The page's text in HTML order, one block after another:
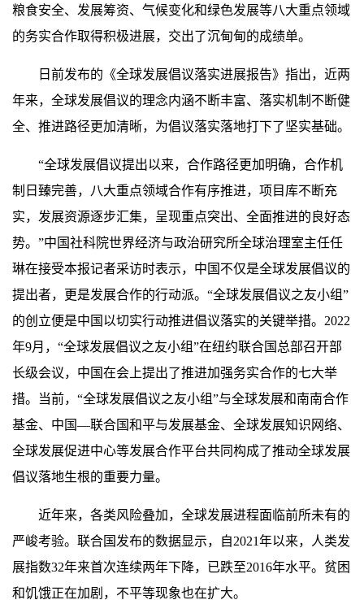
粮食安全、发展筹资、气候变化和绿色发展等八大重点领域
的务实合作取得积极进展，交出了沉甸甸的成绩单。
日前发布的《全球发展倡议落实进展报告》指出，近两
年来，全球发展倡议的理念内涵不断丰富、落实机制不断健
全、推进路径更加清晰，为倡议落实落地打下了坚实基础。
“全球发展倡议提出以来，合作路径更加明确，合作机
制日臻完善，八大重点领域合作有序推进，项目库不断充
实，发展资源逐步汇集，呈现重点突出、全面推进的良好态
势。”中国社科院世界经济与政治研究所全球治理室主任任
琳在接受本报记者采访时表示，中国不仅是全球发展倡议的
提出者，更是发展合作的行动派。“全球发展倡议之友小组”
的创立便是中国以切实行动推进倡议落实的关键举措。2022
年9月，“全球发展倡议之友小组”在纽约联合国总部召开部
长级会议，中国在会上提出了推进加强务实合作的七大举
措。当前，“全球发展倡议之友小组”与全球发展和南南合作
基金、中国—联合国和平与发展基金、全球发展知识网络、
全球发展促进中心等发展合作平台共同构成了推动全球发展
倡议落地生根的重要力量。
近年来，各类风险叠加，全球发展进程面临前所未有的
严峻考验。联合国发布的数据显示，自2021年以来，人类发
展指数32年来首次连续两年下降，已跌至2016年水平。贫困
和饥饿正在加剧，不平等现象也在扩大。